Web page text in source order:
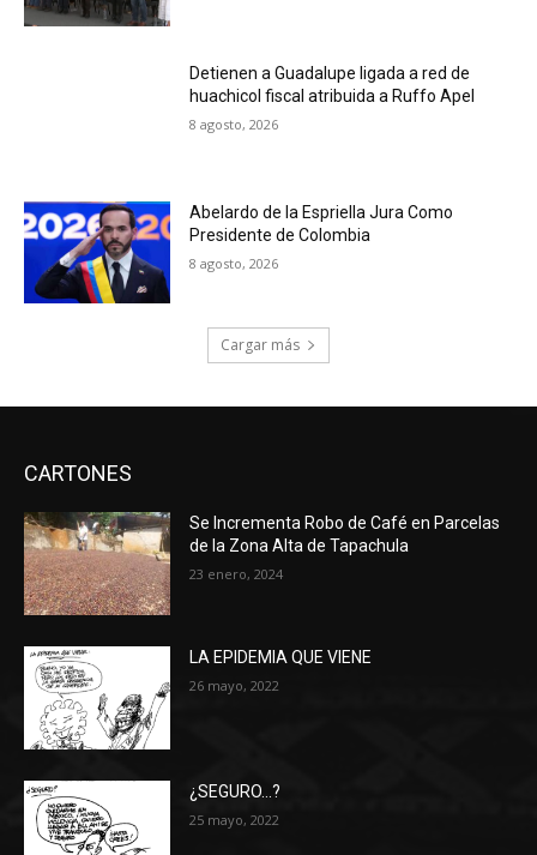
Detienen a Guadalupe ligada a red de
huachicol fiscal atribuida a Ruffo Apel
8 agosto, 2026
Abelardo de la Espriella Jura Como
Presidente de Colombia
8 agosto, 2026
Cargar más
CARTONES
Se Incrementa Robo de Café en Parcelas
de la Zona Alta de Tapachula
23 enero, 2024
LA EPIDEMIA QUE VIENE
26 mayo, 2022
¿SEGURO…?
25 mayo, 2022